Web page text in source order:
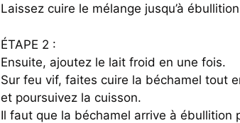
Laissez cuire le mélange jusqu’à
ÉTAPE 2 :
Ensuite, ajoutez le lait froid en une fois.
Sur feu vif, faites cuire la béchamel tout
et poursuivez la cuisson.
Il faut que la béchamel arrive à ébullition